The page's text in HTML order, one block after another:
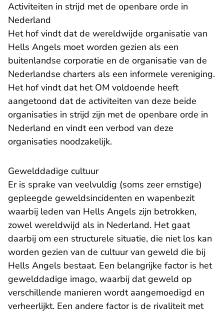
Activiteiten in strijd met de openbare orde in
Nederland
Het hof vindt dat de wereldwijde organisatie van
Hells Angels moet worden gezien als een
buitenlandse corporatie en de organisatie van de
Nederlandse charters als een informele vereniging.
Het hof vindt dat het OM voldoende heeft
aangetoond dat de activiteiten van deze beide
organisaties in strijd zijn met de openbare orde in
Nederland en vindt een verbod van deze
organisaties noodzakelijk.
Gewelddadige cultuur
Er is sprake van veelvuldig (soms zeer ernstige)
gepleegde geweldsincidenten en wapenbezit
waarbij leden van Hells Angels zijn betrokken,
zowel wereldwijd als in Nederland. Het gaat
daarbij om een structurele situatie, die niet los kan
worden gezien van de cultuur van geweld die bij
Hells Angels bestaat. Een belang­rijke factor is het
gewelddadige imago, waarbij dat geweld op
verschillende manieren wordt aangemoedigd en
verheerlijkt. Een andere factor is de rivaliteit met